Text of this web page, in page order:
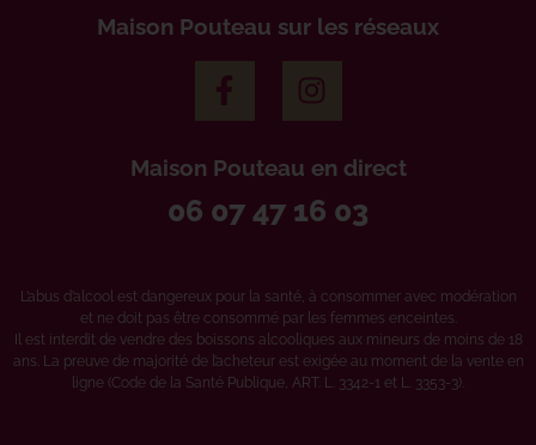
Maison Pouteau sur les réseaux
Maison Pouteau en direct
06 07 47 16 03
L’abus d’alcool est dangereux pour la santé, à consommer avec modération
et ne doit pas être consommé par les femmes enceintes.
Il est interdit de vendre des boissons alcooliques aux mineurs de moins de 18
ans. La preuve de majorité de l’acheteur est exigée au moment de la vente en
ligne (Code de la Santé Publique, ART. L. 3342-1 et L. 3353-3).